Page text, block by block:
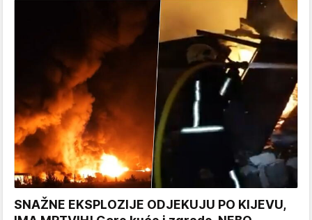
SNAŽNE EKSPLOZIJE ODJEKUJU PO KIJEVU,